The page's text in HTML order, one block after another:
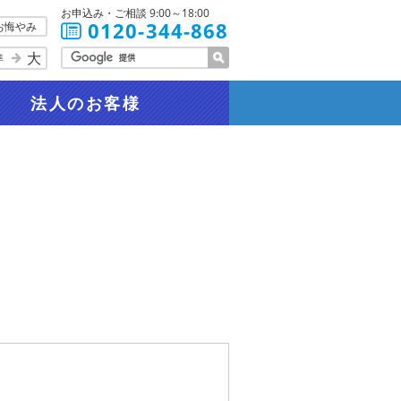
悔やみ
大
お申込み・ご相談 9:00～18:00
0120-344-868
法人のお客様